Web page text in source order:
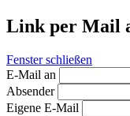
Link per Mail
Fenster schließen
E-Mail an
Absender
Eigene E-Mail